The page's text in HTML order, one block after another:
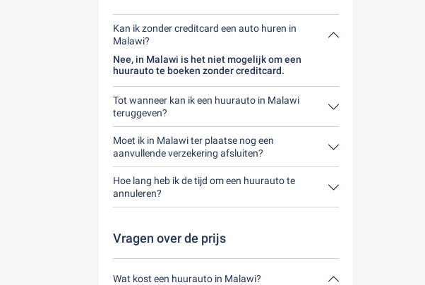
Kan ik zonder creditcard een auto huren in
Malawi?
Nee, in Malawi is het niet mogelijk om een
huurauto te boeken zonder creditcard.
Tot wanneer kan ik een huurauto in Malawi
teruggeven?
In principe kun je de huurauto op elk moment van
de dag inleveren. Het enige belangrijke is dat je
de huurauto niet later inlevert dan bij de boeking
Moet ik in Malawi ter plaatse nog een
aanvullende verzekering afsluiten?
Je kunt het beste een uitgebreide verzekering
zonder eigen risico via ons afsluiten. Dit betekent
dat je ter plaatse geen extra verzekering hoeft af
Hoe lang heb ik de tijd om een huurauto te
annuleren?
Je hebt tot 24 uur voor verhuur binnen de
Vragen over de prijs
Wat kost een huurauto in Malawi?